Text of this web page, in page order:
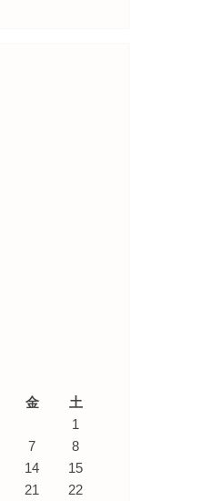
金
土
1
7
8
14
15
21 22